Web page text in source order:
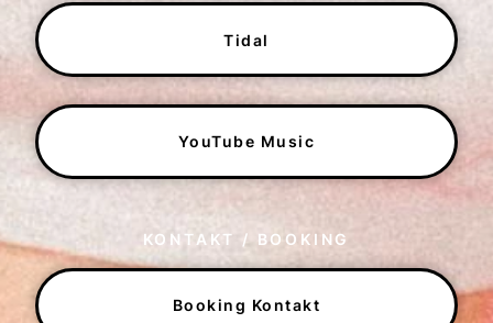
Tidal
YouTube Music
KONTAKT / BOOKING
Booking Kontakt